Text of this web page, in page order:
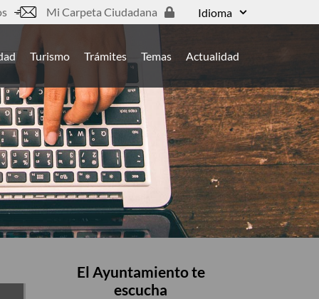
Mi Carpeta Ciudadana Idioma
Turismo Trámites Temas Actualidad
El Ayuntamiento te
escucha